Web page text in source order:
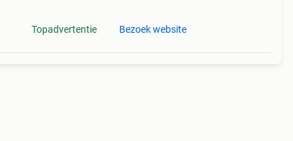
Topadvertentie Bezoek website